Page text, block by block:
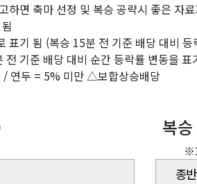
하면 축마 선정 및 복승 공략시 좋은 자
기 됨 (복승 15분 전 기준 배당 대비
기준 배당 대비 순간 등락률 변동을 표
/ 연두 = 5% 미만 △보합상승배당
복
종